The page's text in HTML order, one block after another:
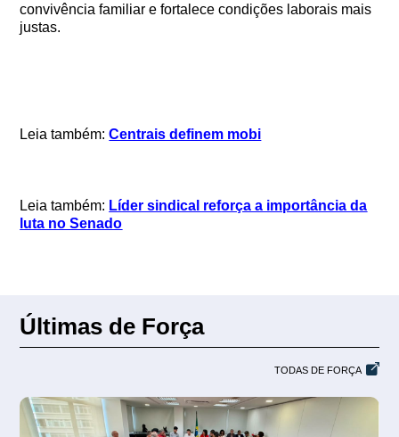
convivência familiar e fortalece condições laborais mais
justas.
Leia também:Centrais definem mobi
Leia também: Líder sindical reforça a importância da
luta no Senado
Últimas de Força
TODAS DE FORÇA